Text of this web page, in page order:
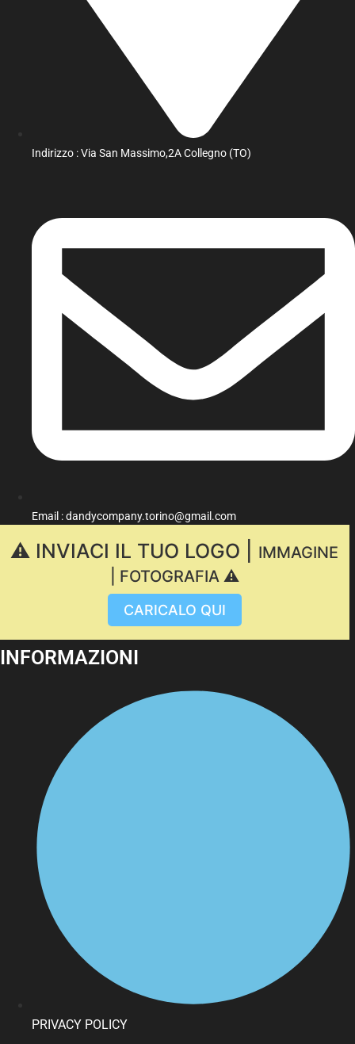
Indirizzo : Via San Massimo,2A Collegno (TO)
Email : dandycompany.torino@gmail.com
⚠️ INVIACI IL TUO LOGO |
IMMAGINE
| FOTOGRAFIA ⚠️
CARICALO QUI
INFORMAZIONI
PRIVACY POLICY